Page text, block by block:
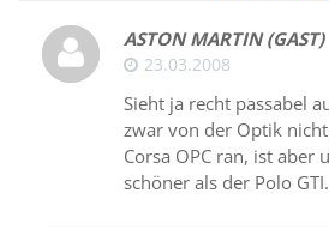
ASTON MARTIN (GAST)
23.03.2008
Sieht ja recht passabel
zwar von der Optik
Corsa OPC ran, ist aber
schöner als der Polo GTI.